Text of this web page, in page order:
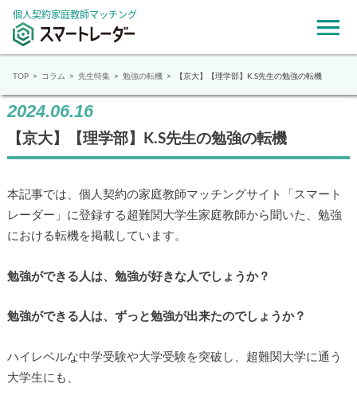
個人契約家庭教師マッチング
TOP コラム 先生特集 勉強の転機 【京大】【理学部】K.S先生の勉強の転機
2024.06.16
【京大】【理学部】K.S先生の勉強の転機
本記事では、個人契約の家庭教師マッチングサイト「スマート
レーダー」に登録する超難関大学生家庭教師から聞いた、勉強
における転機を掲載しています。
勉強ができる人は、勉強が好きな人でしょうか？
勉強ができる人は、ずっと勉強が出来たのでしょうか？
ハイレベルな中学受験や大学受験を突破し、超難関大学に通う
大学生にも、